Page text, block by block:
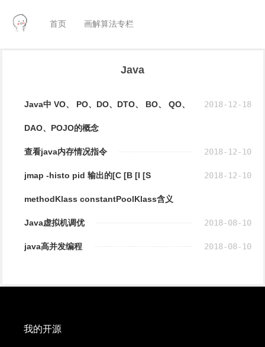
首页 画解算法专栏
Java
Java中 VO、 PO、DO、DTO、 BO、 QO、
DAO、POJO的概念
2018-12-18
查看java内存情况指令 2018-12-10
jmap -histo pid 输出的[C [B [I [S
methodKlass constantPoolKlass含义
2018-12-10
Java虚拟机调优 2018-08-10
java高并发编程 2018-08-10
我的开源